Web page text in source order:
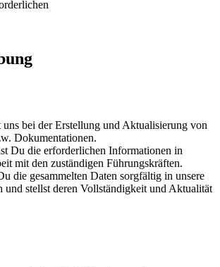
uns bei der Erstellung und Aktualisierung von
Dokumentationen.
Du die erforderlichen Informationen in
mit den zuständigen Führungskräften.
die gesammelten Daten sorgfältig in unsere
und stellst deren Vollständigkeit und Aktualität